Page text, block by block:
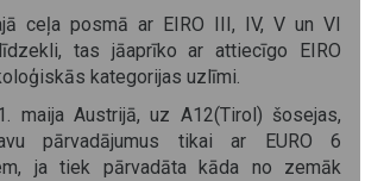
ceļa posmā ar EIRO III, IV, V un VI
tas jāaprīko ar attiecīgo EIRO
kategorijas uzlīmi.
maija Austrijā, uz A12(Tirol) šosejas,
pārvadājumus tikai ar EURO 6
ja tiek pārvadāta kāda no zemāk